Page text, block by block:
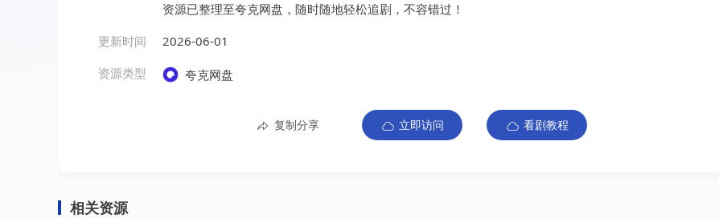
资源已整理至夸克网盘，随时随地轻松追剧，不容错过！
更新时间
2026-06-01
资源类型
夸克网盘
复制分享 立即访问 看剧教程
相关资源